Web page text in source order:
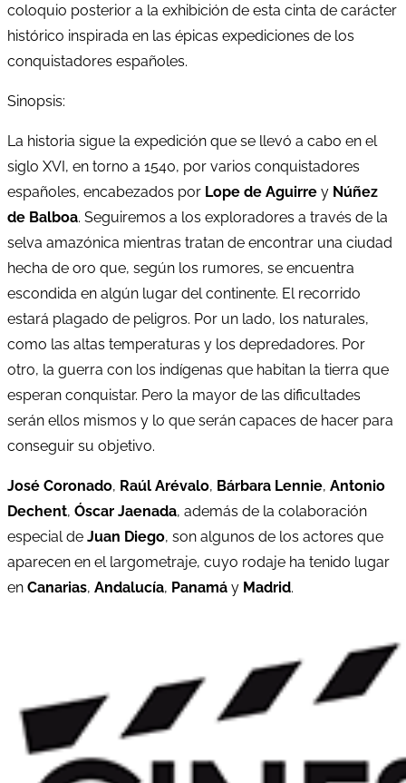
coloquio posterior a la exhibición de esta cinta de carácter
histórico inspirada en las épicas expediciones de los
conquistadores españoles.
Sinopsis:
La historia sigue la expedición que se llevó a cabo en el
siglo XVI, en torno a 1540, por varios conquistadores
españoles, encabezados por Lope de Aguirre y Núñez
de Balboa. Seguiremos a los exploradores a través de la
selva amazónica mientras tratan de encontrar una ciudad
hecha de oro que, según los rumores, se encuentra
escondida en algún lugar del continente. El recorrido
estará plagado de peligros. Por un lado, los naturales,
como las altas temperaturas y los depredadores. Por
otro, la guerra con los indígenas que habitan la tierra que
esperan conquistar. Pero la mayor de las dificultades
serán ellos mismos y lo que serán capaces de hacer para
conseguir su objetivo.
José Coronado, Raúl Arévalo, Bárbara Lennie, Antonio
Dechent, Óscar Jaenada, además de la colaboración
especial de Juan Diego, son algunos de los actores que
aparecen en el largometraje, cuyo rodaje ha tenido lugar
en Canarias, Andalucía, Panamá y Madrid.